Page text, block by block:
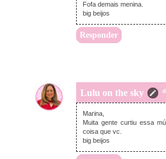
Fofa demais menina.
big beijos
Responder
Lulu on the sky
Marina,
Muita gente curtiu essa
coisa que vc.
big beijos